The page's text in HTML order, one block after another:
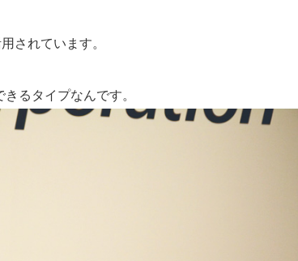
されています。
るタイプなんです。